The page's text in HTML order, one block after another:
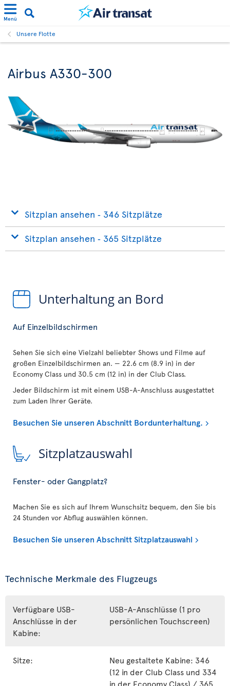
Menü
Unsere Flotte
Airbus A330-300
Sitzplan ansehen ‐ 346 Sitzplätze
Sitzplan ansehen ‐ 365 Sitzplätze
Unterhaltung an Bord
Auf Einzelbildschirmen
Sehen Sie sich eine Vielzahl beliebter Shows und Filme auf
großen Einzelbildschirmen an. — 22.6 cm (8.9 in) in der
Economy Class und 30.5 cm (12 in) in der Club Class.
Jeder Bildschirm ist mit einem USB-A-Anschluss ausgestattet
zum Laden Ihrer Geräte.
Besuchen Sie unseren Abschnitt Bordunterhaltung.
Sitzplatzauswahl
Fenster- oder Gangplatz?
Machen Sie es sich auf Ihrem Wunschsitz bequem, den Sie bis
24 Stunden vor Abflug auswählen können.
Besuchen Sie unseren Abschnitt Sitzplatzauswahl
Technische Merkmale des Flugzeugs
Verfügbare USB-
Anschlüsse in der
Kabine:
USB-A-Anschlüsse (1 pro
persönlichen Touchscreen)
Sitze:
Neu gestaltete Kabine: 346
(12 in der Club Class und 334
in der Economy Class) / 365